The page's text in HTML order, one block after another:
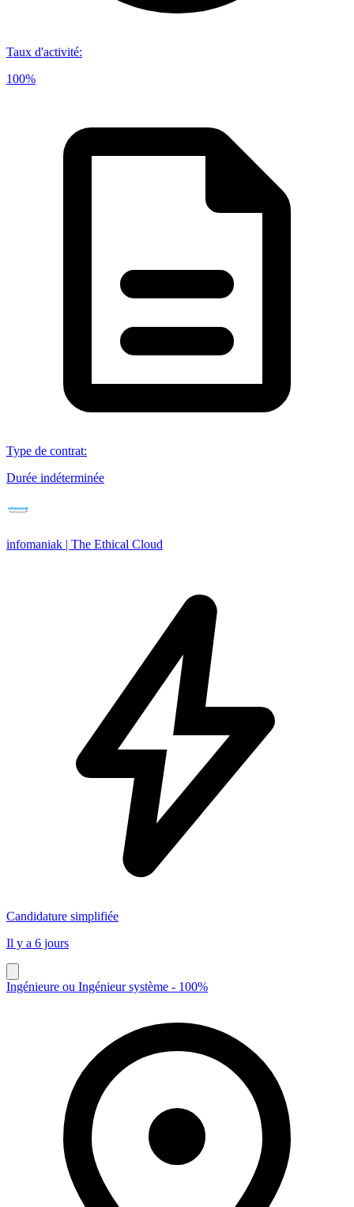
Taux d'activité:
100%
Type de contrat:
Durée indéterminée
infomaniak | The Ethical Cloud
Candidature simplifiée
Il y a 6 jours
Ingénieure ou Ingénieur système - 100%